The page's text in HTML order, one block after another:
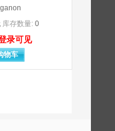
库存数量: 0
录可见
物车